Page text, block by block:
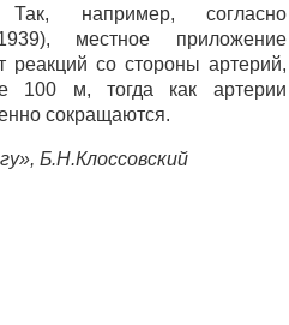
например, согласно
местное приложение
реакций со стороны артерий,
100 м, тогда как артерии
сокращаются.
Б.Н.Клоссовский